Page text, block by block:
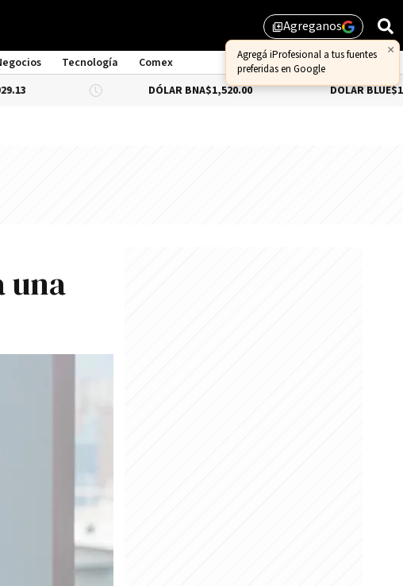
library_addAgreganos
×
Agregá iProfesional a tus fuentes
preferidas en Google
Tecnología
Comex
DÓLAR BNA$1,520.00 DÓLAR BLUE$1,530.00
una